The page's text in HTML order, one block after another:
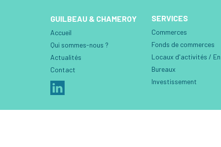
GUILBEAU & CHAMEROY
Accueil
Qui sommes-nous ?
Actualités
Contact
SERVICES
Commerces
Fonds de commerces
Locaux d'activités /
Bureaux
Investissement